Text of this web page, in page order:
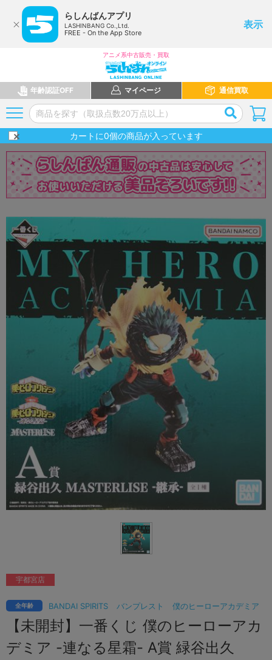
らしんばんアプリ
LASHINBANG Co.,Ltd.
FREE - On the App Store
表示
アニメ系中古販売・買取
年齢認証OFF マイページ 通信買取
カートに0個の商品が入っています
BANDAI SPIRITS バンプレスト 僕のヒーローアカデミア
全年齢
【未開封】一番くじ 僕のヒーローアカ
デミア -連なる星霜- A賞 緑谷出久
宇都宮店